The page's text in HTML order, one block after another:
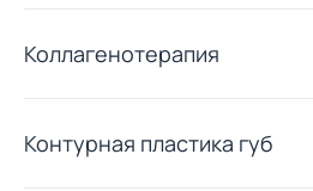
Коллагенотерапия
Контурная пластика губ